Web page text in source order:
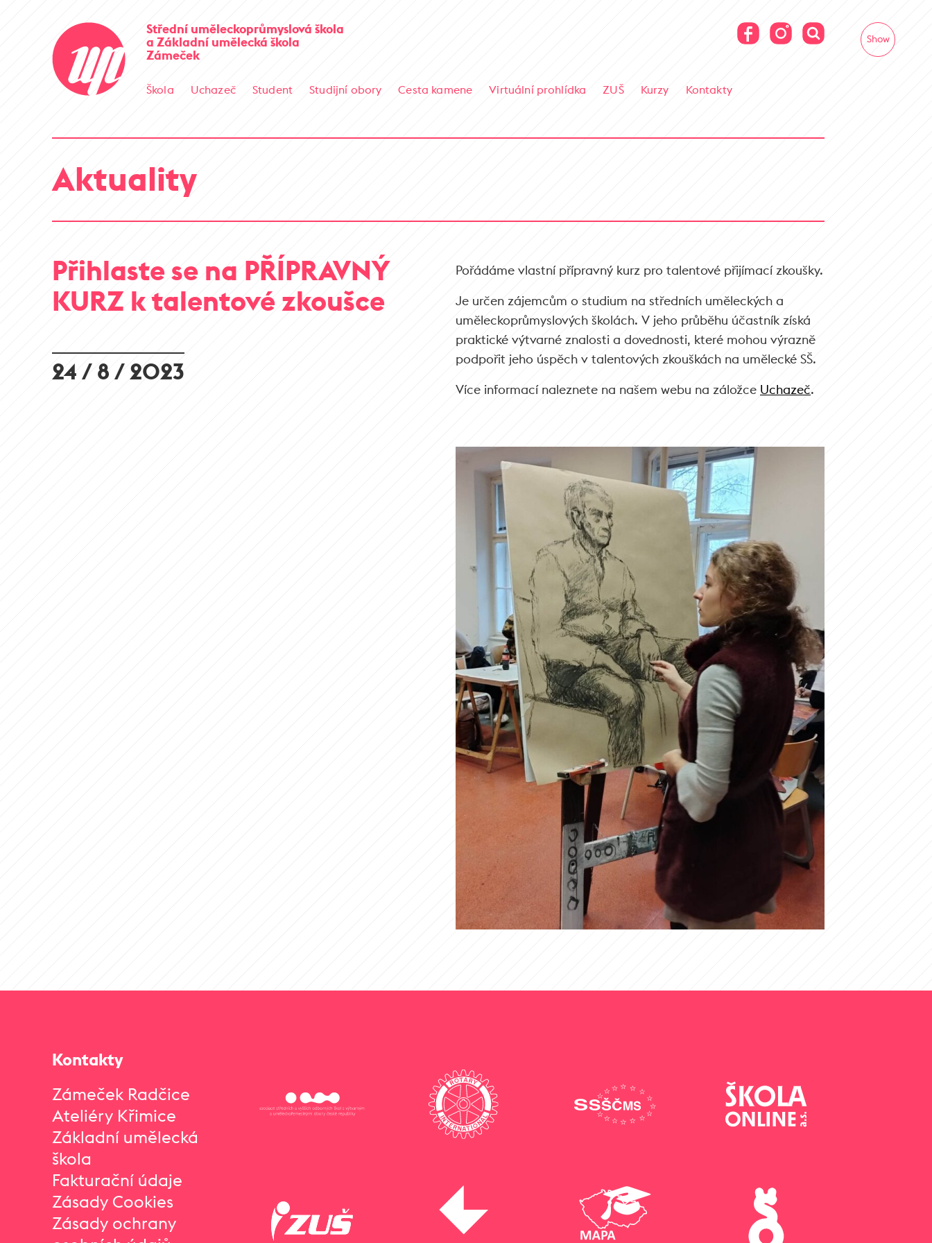
Střední uměleckoprůmyslová škola
a Základní umělecká škola
Zámeček
Škola Uchazeč Student Studijní obory Cesta kamene Virtuální prohlídka ZUŠ Kurzy Kontakty
Aktuality
Přihlaste se na PŘÍPRAVNÝ
KURZ k talentové zkoušce
24 / 8 / 2023
Pořádáme vlastní přípravný kurz pro talentové přijímací zkoušky.
Je určen zájemcům o studium na středních uměleckých a
uměleckoprůmyslových školách. V jeho průběhu účastník získá
praktické výtvarné znalosti a dovednosti, které mohou výrazně
podpořit jeho úspěch v talentových zkouškách na umělecké SŠ.
Více informací naleznete na našem webu na záložce Uchazeč.
Kontakty
Zámeček Radčice
Ateliéry Křimice
Základní umělecká
škola
Fakturační údaje
Zásady Cookies
Zásady ochrany
Show